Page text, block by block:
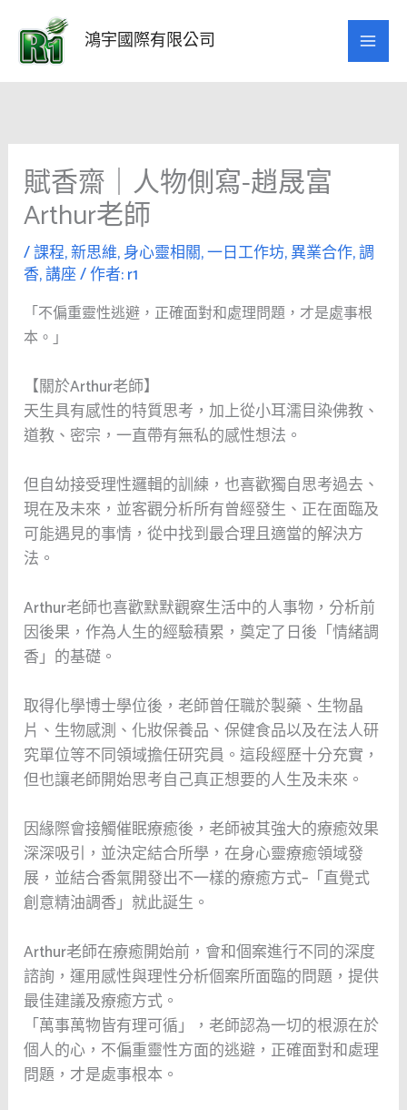
要
鴻宇國際有限公司
賦香齋｜人物側寫-趙晟富
Arthur老師
/課程,新思維,身心靈相關,一日工作坊,異業合作,調
香,講座/ 作者:r1
「不偏重靈性逃避，正確面對和處理問題，才是處事根
本。」
【關於Arthur老師】
天生具有感性的特質思考，加上從小耳濡目染佛教、
道教、密宗，一直帶有無私的感性想法。
但自幼接受理性邏輯的訓練，也喜歡獨自思考過去、
現在及未來，並客觀分析所有曾經發生、正在面臨及
可能遇見的事情，從中找到最合理且適當的解決方
法。
Arthur老師也喜歡默默觀察生活中的人事物，分析前
因後果，作為人生的經驗積累，奠定了日後「情緒調
香」的基礎。
取得化學博士學位後，老師曾任職於製藥、生物晶
片、生物感測、化妝保養品、保健食品以及在法人研
究單位等不同領域擔任研究員。這段經歷十分充實，
但也讓老師開始思考自己真正想要的人生及未來。
因緣際會接觸催眠療癒後，老師被其強大的療癒效果
深深吸引，並決定結合所學，在身心靈療癒領域發
展，並結合香氣開發出不一樣的療癒方式–「直覺式
創意精油調香」就此誕生。
Arthur老師在療癒開始前，會和個案進行不同的深度
諮詢，運用感性與理性分析個案所面臨的問題，提供
最佳建議及療癒方式。
「萬事萬物皆有理可循」，老師認為一切的根源在於
個人的心，不偏重靈性方面的逃避，正確面對和處理
問題，才是處事根本。